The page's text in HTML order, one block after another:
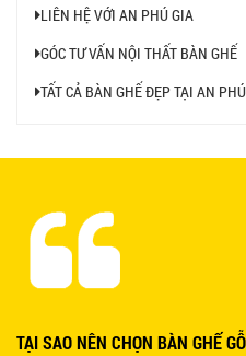
SỐ: X001
Ghế Ăn
LIÊN HỆ VỚI AN PHÚ GIA
GÓC TƯ VẤN NỘI THẤT BÀN GHẾ
TẤT CẢ BÀN GHẾ ĐẸP TẠI AN
TẠI SAO NÊN CHỌN BÀN GHẾ